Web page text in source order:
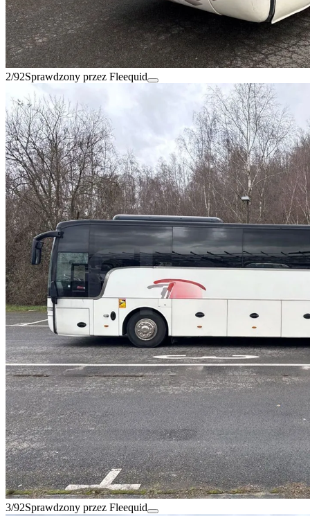
2/92Sprawdzony przez Fleequid
3/92Sprawdzony przez Fleequid